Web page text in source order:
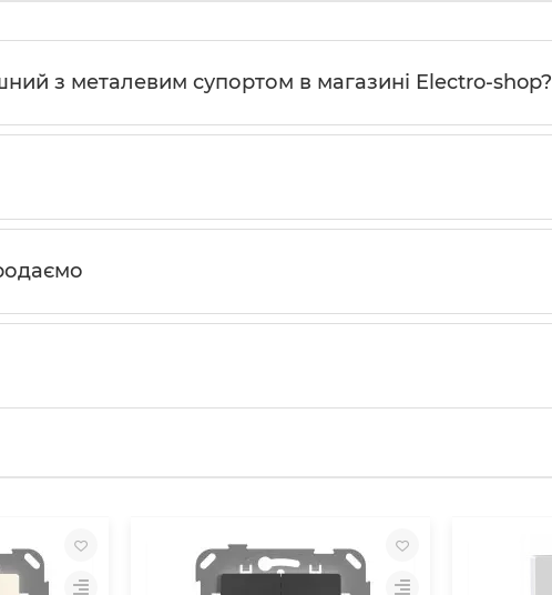
з металевим супортом в магазині Electro-shop?